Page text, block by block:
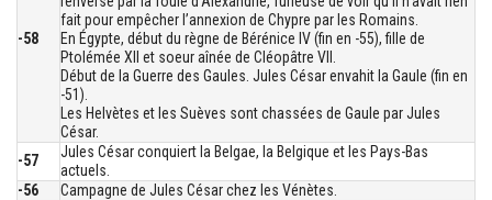
-58
fait pour empêcher l’annexion de Chypre par les Romains.
En Égypte, début du règne de Bérénice IV (fin en -55), fille de
Ptolémée XII et soeur aînée de Cléopâtre VII.
Début de la Guerre des Gaules. Jules César envahit la Gaule (fin en
-51).
Les Helvètes et les Suèves sont chassées de Gaule par Jules
César.
-57
Jules César conquiert la Belgae, la Belgique et les Pays-Bas
actuels.
-56
Campagne de Jules César chez les Vénètes.